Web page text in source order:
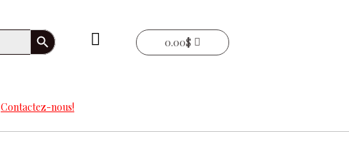
Search Button
0.00$
Contactez-nous!